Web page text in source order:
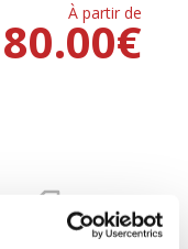
À partir de
€
80.00
100 CV